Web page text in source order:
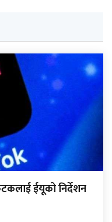
ईयूको निर्देशन